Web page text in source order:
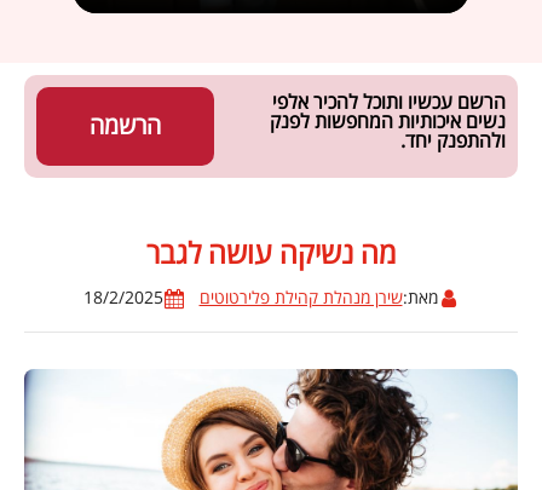
הרשמה
הרשם עכשיו ותוכל להכיר אלפי
נשים איכותיות המחפשות לפנק
ולהתפנק יחד.
מה נשיקה עושה לגבר
מאת:שירן מנהלת קהילת פלירטוטים 18/2/2025